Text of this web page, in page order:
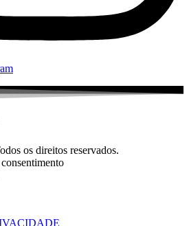
os direitos reservados.